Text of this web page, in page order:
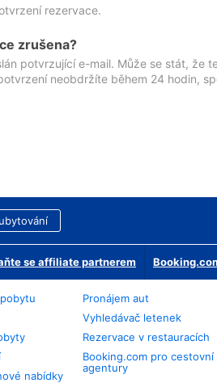
rezervace.
zrušena?
potvrzující e-mail. Může se stát, že
neobdržíte během 24 hodin,
se affiliate partnerem
nabídky
Pronájem aut
Vyhledávač letenek
Rezervace v restauracích
Booking.com pro cestovní
agentury